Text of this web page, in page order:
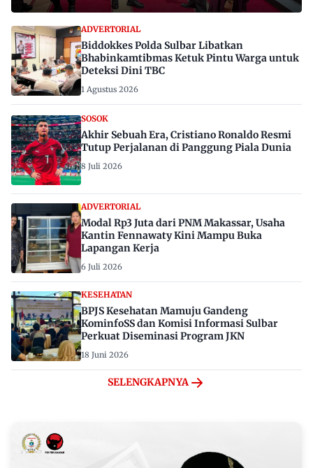
ADVERTORIAL
Biddokkes Polda Sulbar Libatkan
Bhabinkamtibmas Ketuk Pintu Warga untuk
Deteksi Dini TBC
1 Agustus 2026
SOSOK
Akhir Sebuah Era, Cristiano Ronaldo Resmi
Tutup Perjalanan di Panggung Piala Dunia
8 Juli 2026
ADVERTORIAL
Modal Rp3 Juta dari PNM Makassar, Usaha
Kantin Fennawaty Kini Mampu Buka
Lapangan Kerja
6 Juli 2026
KESEHATAN
BPJS Kesehatan Mamuju Gandeng
KominfoSS dan Komisi Informasi Sulbar
Perkuat Diseminasi Program JKN
18 Juni 2026
SELENGKAPNYA